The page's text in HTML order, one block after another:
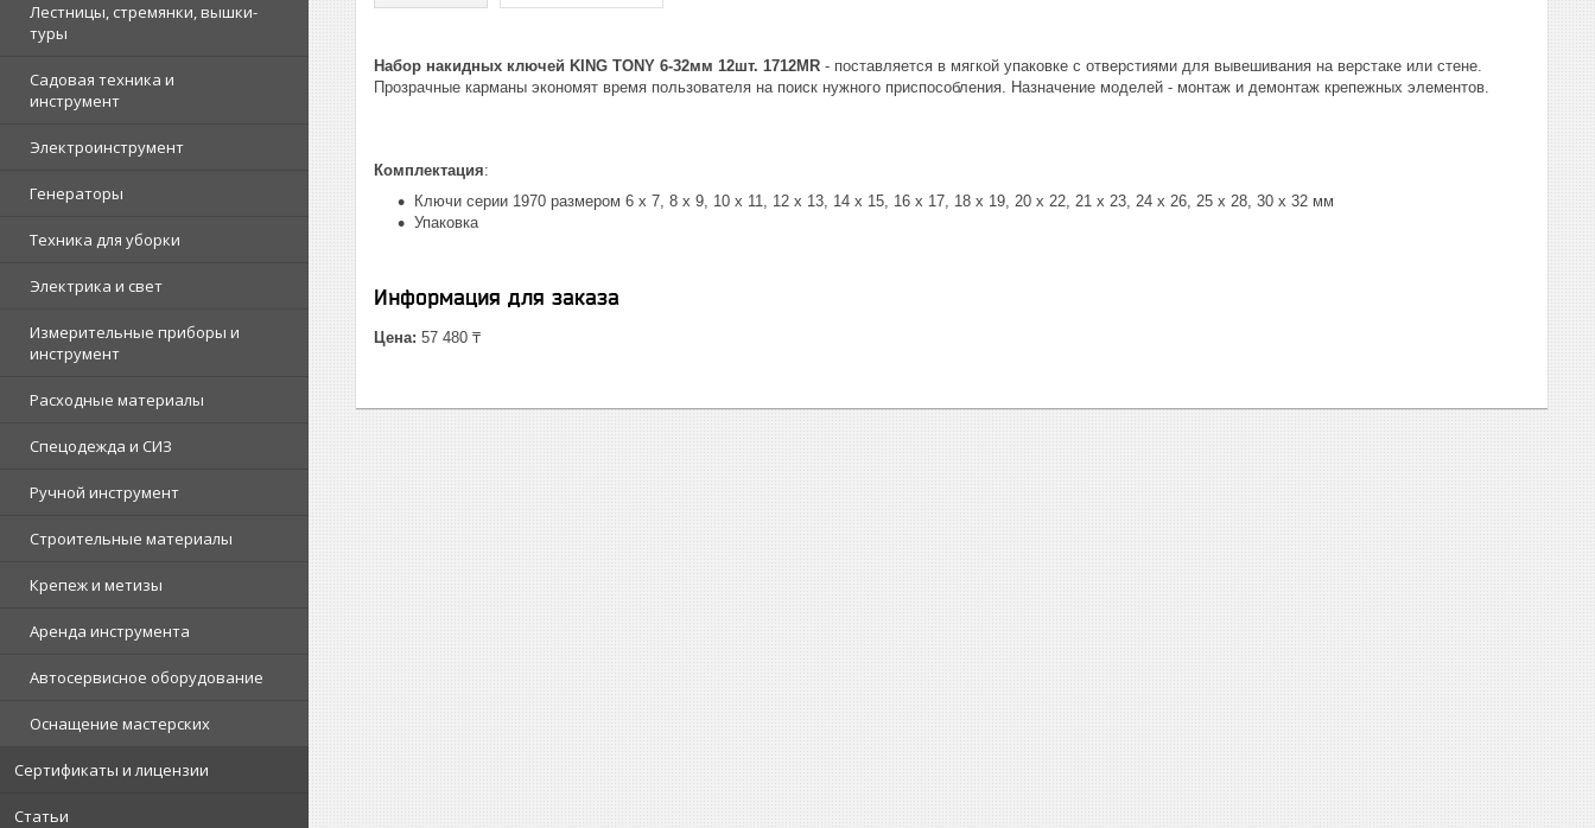
Лестницы, стремянки, вышки-
туры
Садовая техника и
инструмент
Электроинструмент
Генераторы
Техника для уборки
Электрика и свет
Измерительные приборы и
инструмент
Расходные материалы
Спецодежда и СИЗ
Ручной инструмент
Строительные материалы
Крепеж и метизы
Аренда инструмента
Автосервисное оборудование
Оснащение мастерских
Сертификаты и лицензии
Статьи
Набор накидных ключей KING TONY 6-32мм 12шт. 1712MR - поставляется в мягкой упаковке с отверстиями для вывешивания на верстаке или стене.
Прозрачные карманы экономят время пользователя на поиск нужного приспособления. Назначение моделей - монтаж и демонтаж крепежных элементов.
Комплектация:
Ключи серии 1970 размером 6 x 7, 8 x 9, 10 x 11, 12 x 13, 14 x 15, 16 x 17, 18 x 19, 20 x 22, 21 x 23, 24 x 26, 25 x 28, 30 x 32 мм
Упаковка
Информация для заказа
Цена: 57 480 ₸